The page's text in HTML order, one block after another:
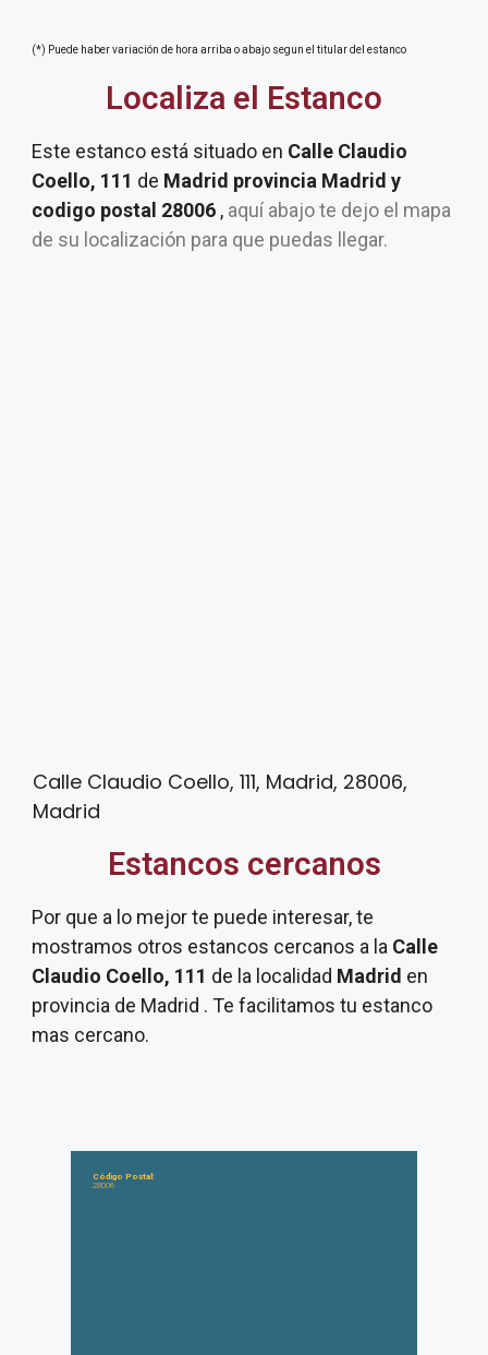
(*) Puede haber variación de hora arriba o abajo segun el titular del estanco
Localiza el Estanco
Este estanco está situado en Calle Claudio
Coello, 111 de Madrid provincia Madrid y
codigo postal 28006 , aquí abajo te dejo el mapa
de su localización para que puedas llegar.
Calle Claudio Coello, 111, Madrid, 28006,
Madrid
Estancos cercanos
Por que a lo mejor te puede interesar, te
mostramos otros estancos cercanos a la Calle
Claudio Coello, 111 de la localidad Madrid en
provincia de Madrid . Te facilitamos tu estanco
mas cercano.
Código Postal:
28006